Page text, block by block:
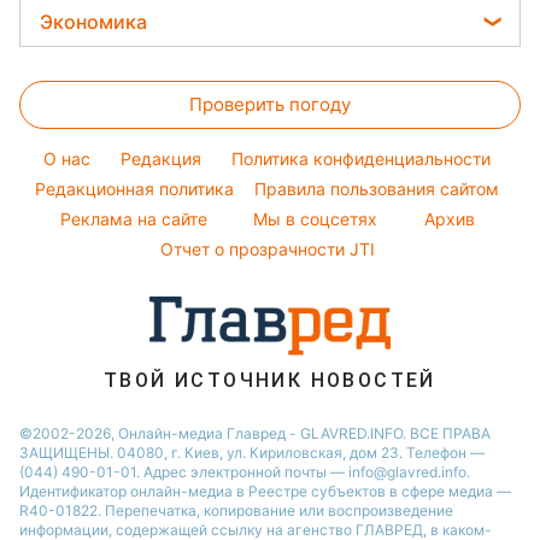
Елена Зеленская
Ани Лорак
Кейт Миддлтон
Новости Запорожья
Новости Львова
Новости Днепра
Новости моды
Легкие десерты
Праздничное меню
Авто
Стирка
Комнатные растения
Прогноз погоды
Магнитные бури
Погода на сегодня
Погода на завтра
Пылевая буря
Экономика
Денежная помощь
Тарифы
Курс валют
Проверить погоду
O нас Редакция
Политика конфиденциальности
Редакционная политика
Правила пользования сайтом
Реклама на сайте
Мы в соцсетях
Архив
Отчет о прозрачности JTI
ТВОЙ ИСТОЧНИК НОВОСТЕЙ
©2002-2026, Онлайн-медиа Главред - GLAVRED.INFO. ВСЕ ПРАВА
ЗАЩИЩЕНЫ. 04080, г. Киев, ул. Кириловская, дом 23. Телефон —
(044) 490-01-01. Адрес электронной почты — info@glavred.info.
Идентификатор онлайн-медиа в Реестре cубъектов в сфере медиа —
R40-01822. Перепечатка, копирование или воспроизведение
информации, содержащей ссылку на агенство ГЛАВРЕД, в каком-